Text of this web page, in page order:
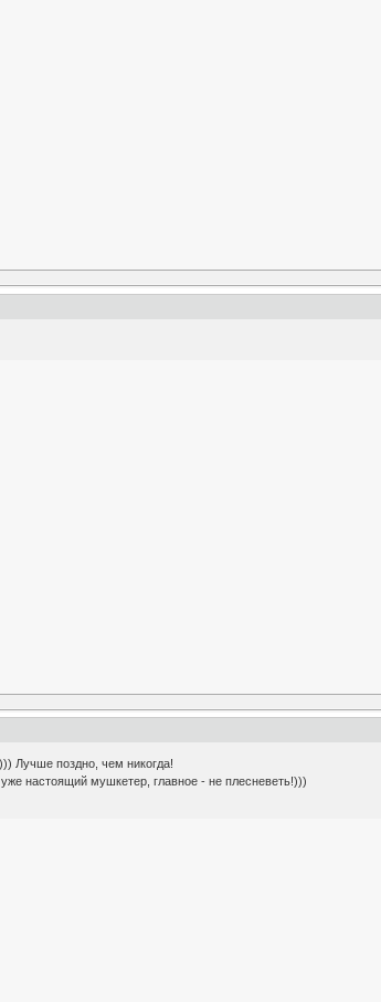
Лучше поздно, чем никогда!
настоящий мушкетер, главное - не плесневеть!)))